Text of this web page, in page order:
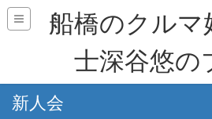
船橋のクルマ
士深谷悠の
新人会